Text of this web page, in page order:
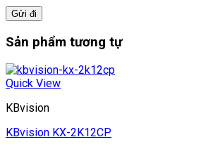
Sản phẩm tương tự
Quick View
KBvision
KBvision KX-2K12CP